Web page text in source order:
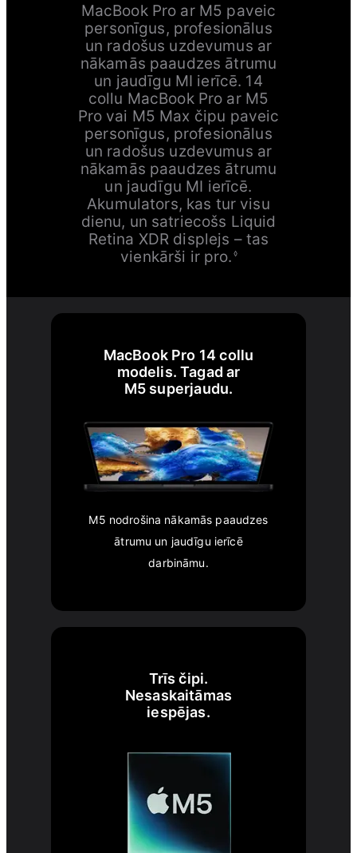
MacBook Pro ar M5 paveic
personīgus, profesionālus
un radošus uzdevumus ar
nākamās paaudzes ātrumu
un jaudīgu MI ierīcē. 14
collu MacBook Pro ar M5
Pro vai M5 Max čipu paveic
personīgus, profesionālus
un radošus uzdevumus ar
nākamās paaudzes ātrumu
un jaudīgu MI ierīcē.
Akumulators, kas tur visu
dienu, un satriecošs Liquid
Retina XDR displejs – tas
vienkārši ir pro. ◊
MacBook Pro 14 collu
modelis. Tagad ar
M5 superjaudu.
M5 nodrošina nākamās paaudzes
ātrumu un jaudīgu ierīcē
darbināmu.
Trīs čipi.
Nesaskaitāmas
iespējas.